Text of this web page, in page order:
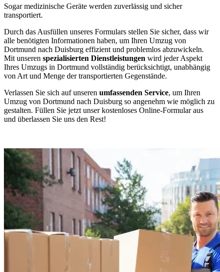
Sogar medizinische Geräte werden zuverlässig und sicher
transportiert.
Durch das Ausfüllen unseres Formulars stellen Sie sicher, dass wir
alle benötigten Informationen haben, um Ihren Umzug von
Dortmund nach Duisburg effizient und problemlos abzuwickeln.
Mit unseren spezialisierten Dienstleistungen wird jeder Aspekt
Ihres Umzugs in Dortmund vollständig berücksichtigt, unabhängig
von Art und Menge der transportierten Gegenstände.
Verlassen Sie sich auf unseren umfassenden Service, um Ihren
Umzug von Dortmund nach Duisburg so angenehm wie möglich zu
gestalten. Füllen Sie jetzt unser kostenloses Online-Formular aus
und überlassen Sie uns den Rest!